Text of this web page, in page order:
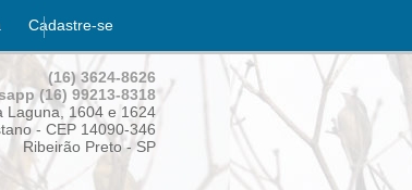
Cadastre-se
(16) 3624-8626
(16) 99213-8318
Laguna, 1604 e 1624
- CEP 14090-346
Ribeirão Preto - SP